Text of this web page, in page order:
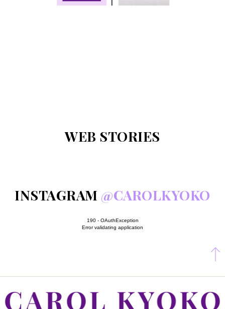
WEB STORIES
INSTAGRAM @CAROLKYOKO
190 - OAuthException
Error validating application